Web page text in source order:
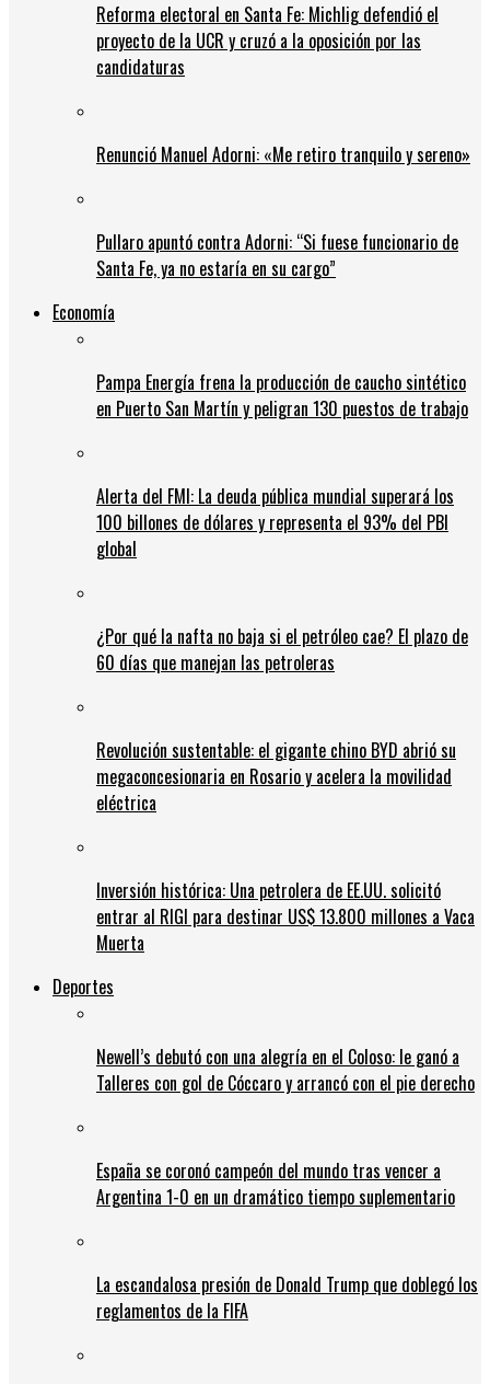
Reforma electoral en Santa Fe: Michlig defendió el
proyecto de la UCR y cruzó a la oposición por las
candidaturas
Renunció Manuel Adorni: «Me retiro tranquilo y sereno»
Pullaro apuntó contra Adorni: “Si fuese funcionario de
Santa Fe, ya no estaría en su cargo”
Economía
Pampa Energía frena la producción de caucho sintético
en Puerto San Martín y peligran 130 puestos de trabajo
Alerta del FMI: La deuda pública mundial superará los
100 billones de dólares y representa el 93% del PBI
global
¿Por qué la nafta no baja si el petróleo cae? El plazo de
60 días que manejan las petroleras
Revolución sustentable: el gigante chino BYD abrió su
megaconcesionaria en Rosario y acelera la movilidad
eléctrica
Inversión histórica: Una petrolera de EE.UU. solicitó
entrar al RIGI para destinar US$ 13.800 millones a Vaca
Muerta
Deportes
Newell’s debutó con una alegría en el Coloso: le ganó a
Talleres con gol de Cóccaro y arrancó con el pie derecho
España se coronó campeón del mundo tras vencer a
Argentina 1-0 en un dramático tiempo suplementario
La escandalosa presión de Donald Trump que doblegó los
reglamentos de la FIFA